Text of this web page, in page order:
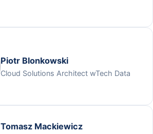
Piotr Blonkowski
Cloud Solutions Architect wTech Data
Tomasz Mackiewicz